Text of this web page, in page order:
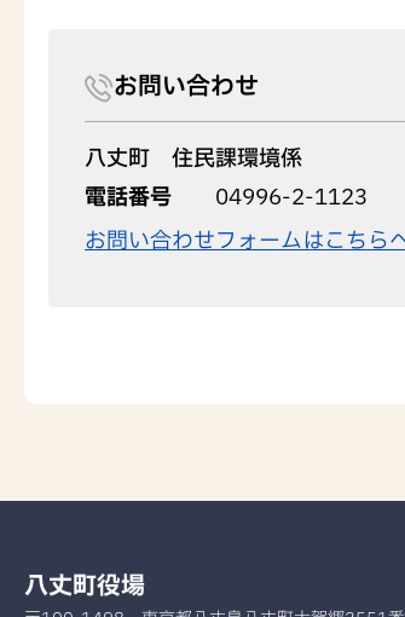
お問い合わせ
八丈町 住民課環境係
電話番号
04996-2-1123
お問い合わせフォームはこちら
八丈町役場